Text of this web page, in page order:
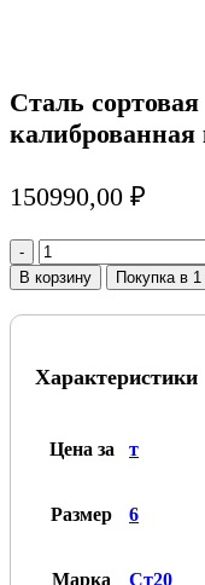
Сталь
150990,00 ₽
Количество
товара
Сталь
сортовая
круг
Ст20
В корзину Покупка в 1
Характеристики
Цена за т
Размер 6
Марка Ст20